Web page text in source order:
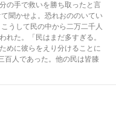
の手で救いを勝ち取ったと言
聞かせよ。恐れおののいてい
うして民の中から二万二千人
た。「民はまだ多すぎる。
めに彼らをえり分けることに
百人であった。他の民は皆膝